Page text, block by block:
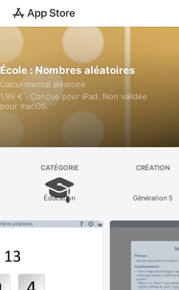
École : Nombres aléatoires
Calcul mental aléatoire
1,99 € · Conçue pour iPad. Non validée
pour macOS.
CATÉGORIE
Éducation
CRÉATION
Génération 5